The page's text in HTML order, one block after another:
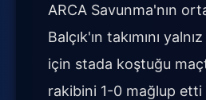
ARCA Savunma'nın
Balçık'ın takımını
için stada koştuğu
rakibini 1-0 mağlup etti